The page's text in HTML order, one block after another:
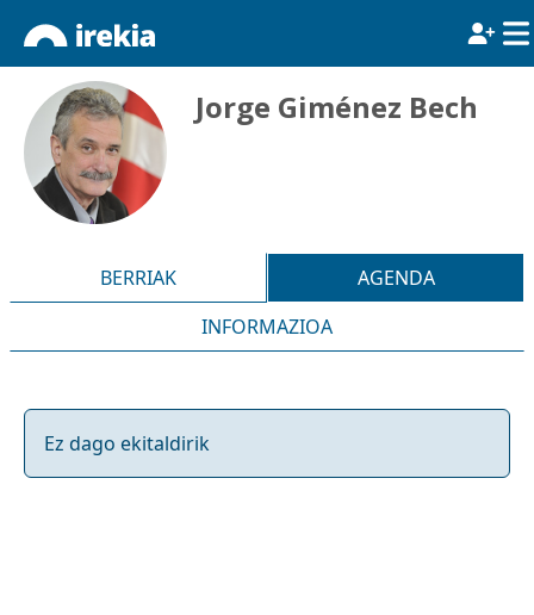
Jorge Giménez Bech
BERRIAK
AGENDA
INFORMAZIOA
Ez dago ekitaldirik